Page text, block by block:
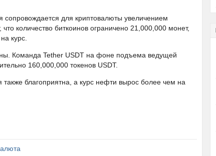
сопровождается для криптовалюты увеличением
количество биткоинов ограничено 21,000,000 монет,
курс.
Команда Tether USDT на фоне подъема ведущей
160,000,000 токенов USDT.
благоприятна, а курс нефти вырос более чем на